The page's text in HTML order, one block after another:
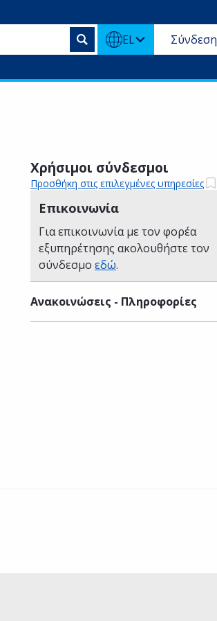
EL Σύνδεση
Χρήσιμοι σύνδεσμοι
Προσθήκη στις επιλεγμένες υπηρεσίες
Επικοινωνία
Για επικοινωνία με τον φορέα
εξυπηρέτησης ακολουθήστε τον
σύνδεσμο εδώ.
Ανακοινώσεις - Πληροφορίες